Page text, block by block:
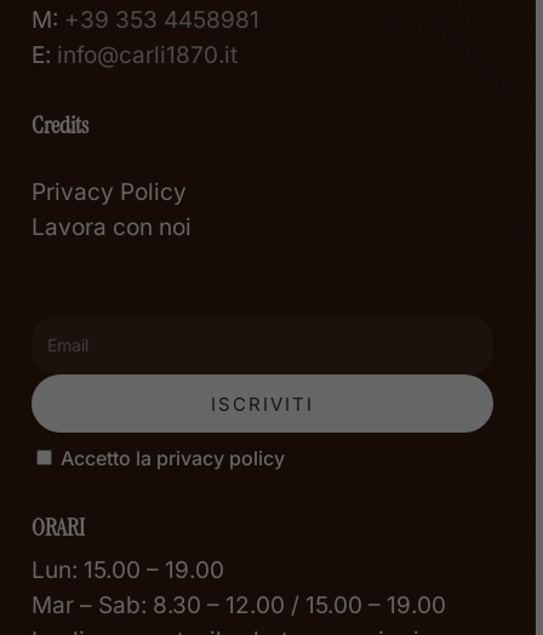
M: +39 353 4458981
E: info@carli1870.it
Credits
Privacy Policy
Lavora con noi
Accetto la privacy policy
ORARI
Lun: 15.00 – 19.00
Mar – Sab: 8.30 – 12.00 / 15.00 – 19.00